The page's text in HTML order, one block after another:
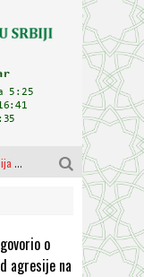
Delegacija IZ-e na godišnjici bitke kod Petrovaradina
Muftija Dudić: Mir, pravda i suživot nemaju alternativu
o
agresije na